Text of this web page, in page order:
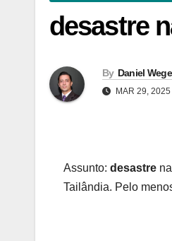
desastre
By Daniel Wege
MAR 29, 2025
Assunto: desastre
Tailândia. Pelo